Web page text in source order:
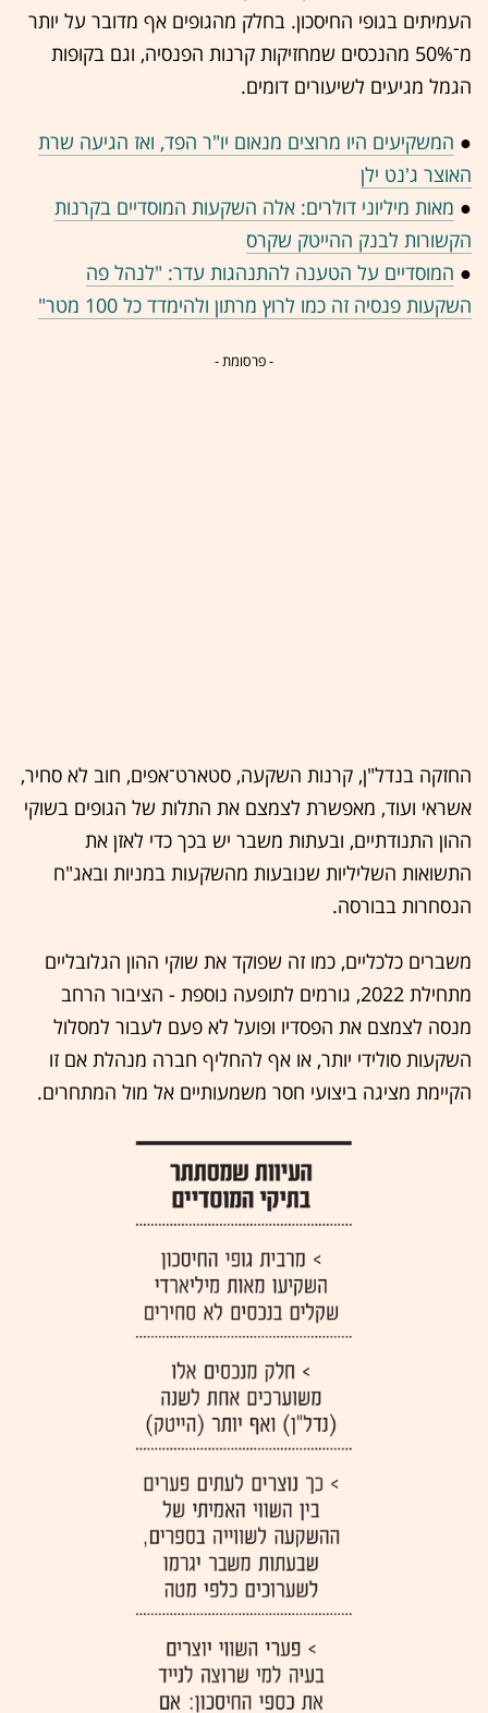
העמיתים בגופי החיסכון. בחלק מהגופים אף מדובר על יותר
מ־50% מהנכסים שמחזיקות קרנות הפנסיה, וגם בקופות
הגמל מגיעים לשיעורים דומים.
● המשקיעים היו מרוצים מנאום יו"ר הפד, ואז הגיעה שרת
האוצר ג'נט ילן
● מאות מיליוני דולרים: אלה השקעות המוסדיים בקרנות
הקשורות לבנק ההייטק שקרס
● המוסדיים על הטענה להתנהגות עדר: "לנהל פה
השקעות פנסיה זה כמו לרוץ מרתון ולהימדד כל 100 מטר"
- פרסומת -
החזקה בנדל"ן, קרנות השקעה, סטארט־אפים, חוב לא סחיר,
אשראי ועוד, מאפשרת לצמצם את התלות של הגופים בשוקי
ההון התנודתיים, ובעתות משבר יש בכך כדי לאזן את
התשואות השליליות שנובעות מהשקעות במניות ובאג"ח
הנסחרות בבורסה.
משברים כלכליים, כמו זה שפוקד את שוקי ההון הגלובליים
מתחילת 2022, גורמים לתופעה נוספת - הציבור הרחב
מנסה לצמצם את הפסדיו ופועל לא פעם לעבור למסלול
השקעות סולידי יותר, או אף להחליף חברה מנהלת אם זו
הקיימת מציגה ביצועי חסר משמעותיים אל מול המתחרים.